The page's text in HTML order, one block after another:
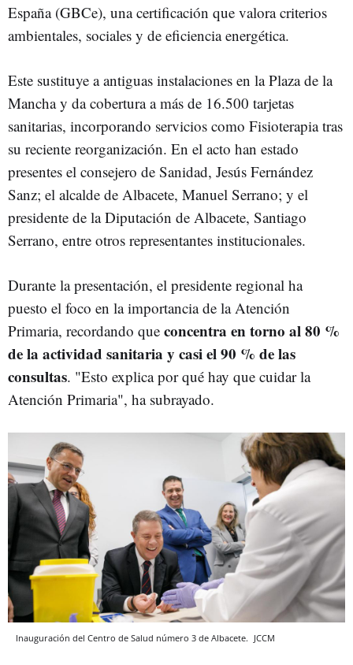
España (GBCe), una certificación que valora criterios
ambientales, sociales y de eficiencia energética.
Este sustituye a antiguas instalaciones en la Plaza de la
Mancha y da cobertura a más de 16.500 tarjetas
sanitarias, incorporando servicios como Fisioterapia tras
su reciente reorganización. En el acto han estado
presentes el consejero de Sanidad, Jesús Fernández
Sanz; el alcalde de Albacete, Manuel Serrano; y el
presidente de la Diputación de Albacete, Santiago
Serrano, entre otros representantes institucionales.
Durante la presentación, el presidente regional ha
puesto el foco en la importancia de la Atención
Primaria, recordando que concentra en torno al 80 %
de la actividad sanitaria y casi el 90 % de las
consultas. "Esto explica por qué hay que cuidar la
Atención Primaria", ha subrayado.
Inauguración del Centro de Salud número 3 de Albacete. JCCM